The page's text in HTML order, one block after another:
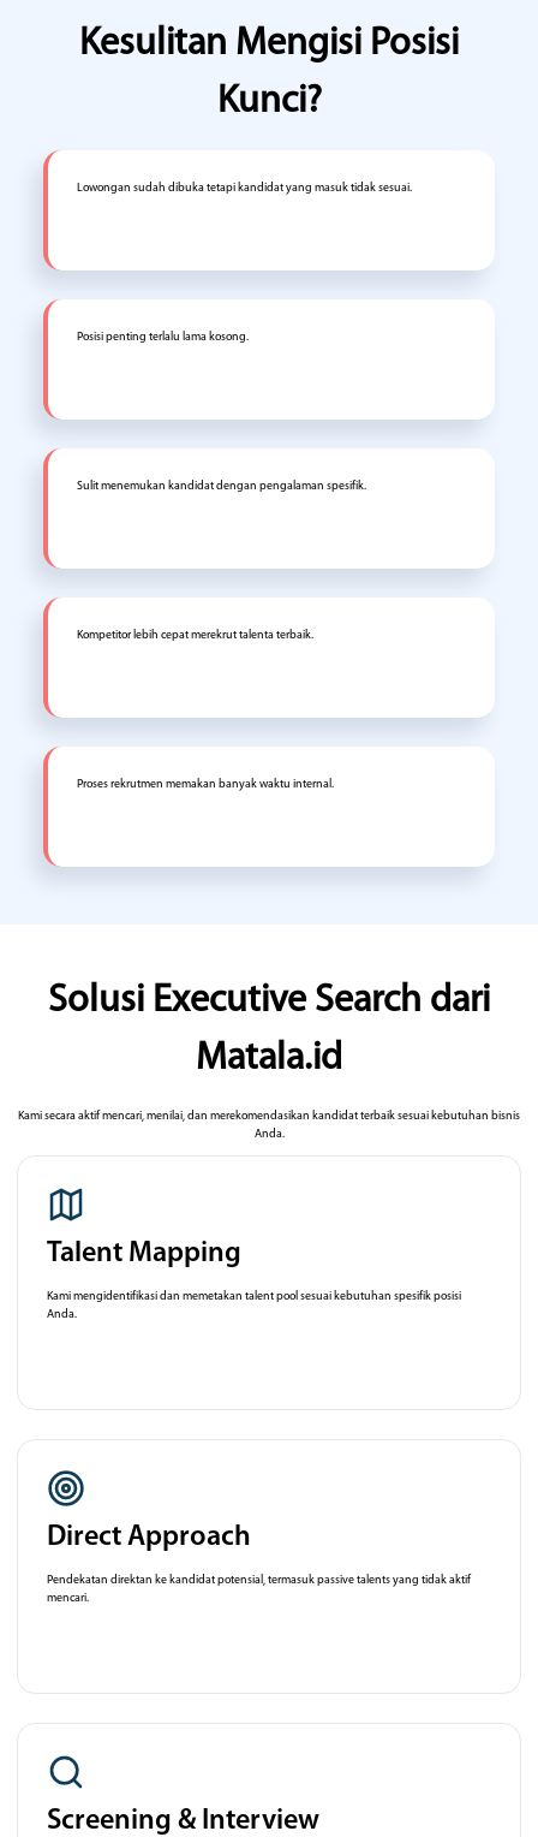
Kesulitan Mengisi Posisi
Kunci?
Lowongan sudah dibuka tetapi kandidat yang masuk tidak sesuai.
Posisi penting terlalu lama kosong.
Sulit menemukan kandidat dengan pengalaman spesifik.
Kompetitor lebih cepat merekrut talenta terbaik.
Proses rekrutmen memakan banyak waktu internal.
Solusi Executive Search dari
Matala.id
Kami secara aktif mencari, menilai, dan merekomendasikan kandidat terbaik sesuai kebutuhan bisnis
Anda.
Talent Mapping
Kami mengidentifikasi dan memetakan talent pool sesuai kebutuhan spesifik posisi
Anda.
Direct Approach
Pendekatan direktan ke kandidat potensial, termasuk passive talents yang tidak aktif
mencari.
Screening & Interview